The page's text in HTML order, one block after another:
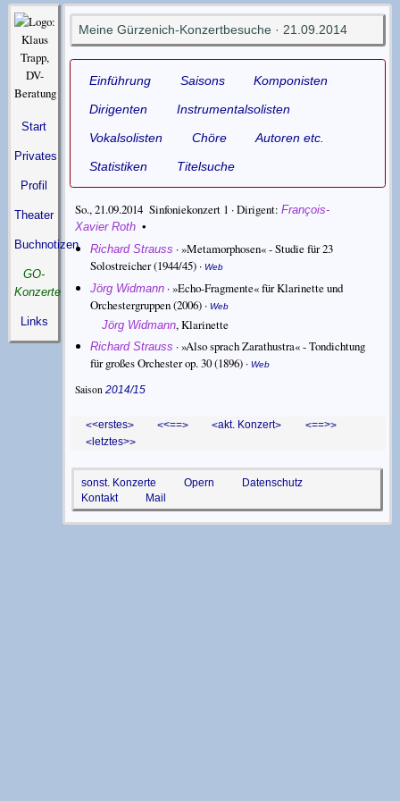
Start
Privates
Profil
Theater
Buchnotizen
GO-
Konzerte
Links
Meine Gürzenich-Konzertbesuche · 21.09.2014
Einführung Saisons
Komponisten
Dirigenten
Instrumentalsolisten
Vokalsolisten
Chöre
Autoren etc.
Statistiken
Titelsuche
So., 21.09.2014 Sinfoniekonzert 1 ·Dirigent François-
Xavier Roth •
Richard Strauss ·»Metamorphosen« - Studie für 23
Solostreicher(1944/45) ·Web
Jörg Widmann ·»Echo-Fragmente« für Klarinette und
Orchestergruppen(2006) ·Web
Jörg Widmann,Klarinette
Richard Strauss ·»Also sprach Zarathustra« - Tondichtung
für großes Orchester op. 30(1896) ·Web
Saison 2014/15
<erstes <== akt. Konzert
==>
letztes>
sonst. Konzerte Opern
Datenschutz
Kontakt
Mail